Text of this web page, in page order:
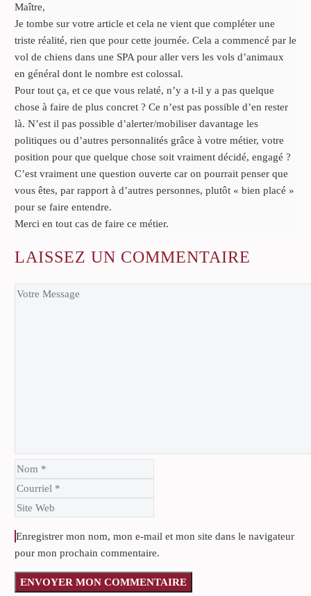
Maître,
Je tombe sur votre article et cela ne vient que compléter une
triste réalité, rien que pour cette journée. Cela a commencé par le
vol de chiens dans une SPA pour aller vers les vols d’animaux
en général dont le nombre est colossal.
Pour tout ça, et ce que vous relaté, n’y a t-il y a pas quelque
chose à faire de plus concret ? Ce n’est pas possible d’en rester
là. N’est il pas possible d’alerter/mobiliser davantage les
politiques ou d’autres personnalités grâce à votre métier, votre
position pour que quelque chose soit vraiment décidé, engagé ?
C’est vraiment une question ouverte car on pourrait penser que
vous êtes, par rapport à d’autres personnes, plutôt « bien placé »
pour se faire entendre.
Merci en tout cas de faire ce métier.
LAISSEZ UN COMMENTAIRE
Enregistrer mon nom, mon e-mail et mon site dans le navigateur
pour mon prochain commentaire.
ENVOYER MON COMMENTAIRE